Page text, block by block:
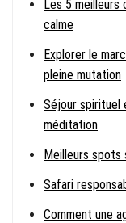
Les 5 meilleurs
calme
Explorer le
pleine mutation
Séjour spirituel
méditation
Meilleurs spots
Safari
Comment une